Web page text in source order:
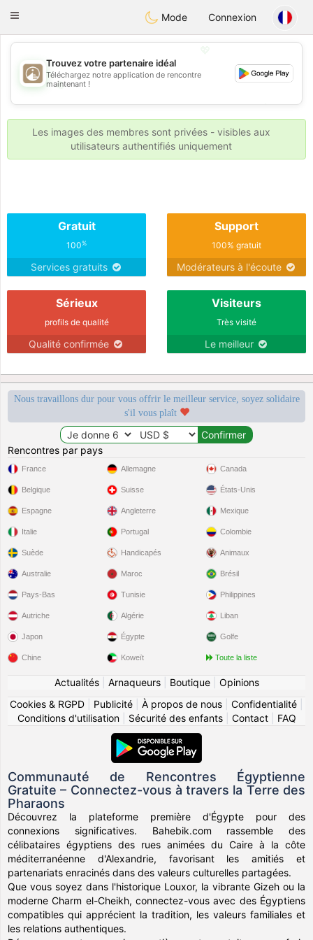
Bahebik
Toggle
Mode Connexion
💖
💕
💕
Trouvez votre partenaire idéal
Téléchargez notre application de rencontre
maintenant !
Les images des membres sont privées - visibles aux
utilisateurs authentifiés uniquement
Gratuit
100%
Services gratuits
Support
100% gratuit
Modérateurs à l'écoute
Sérieux
profils de qualité
Qualité confirmée
Visiteurs
Très visité
Le meilleur
Nous travaillons dur pour vous offrir le meilleur service, soyez solidaire
s'il vous plaît
Rencontres par pays
France
Belgique
Espagne
Italie
Suède
Allemagne
Suisse
Angleterre
Portugal
Handicapés
Canada
États-Unis
Mexique
Colombie
Animaux
Australie
Pays-Bas
Autriche
Japon
Chine
Maroc
Tunisie
Algérie
Égypte
Koweït
Brésil
Philippines
Liban
Golfe
Toute la liste
Actualités| Arnaqueurs| Boutique| Opinions
Cookies & RGPD
Publicité À propos de nous Confidentialité
Conditions d'utilisation| Sécurité des enfants| Contact| FAQ
Communauté de Rencontres Égyptienne
Gratuite – Connectez-vous à travers la Terre des
Pharaons
Découvrez la plateforme première d'Égypte pour des
connexions significatives. Bahebik.com rassemble des
célibataires égyptiens des rues animées du Caire à la côte
méditerranéenne d'Alexandrie, favorisant les amitiés et
partenariats enracinés dans des valeurs culturelles partagées.
Que vous soyez dans l'historique Louxor, la vibrante Gizeh ou la
moderne Charm el-Cheikh, connectez-vous avec des Égyptiens
compatibles qui apprécient la tradition, les valeurs familiales et
les relations authentiques.